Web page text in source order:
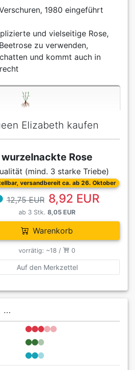
1980 eingeführt
und vielseitige Rose,
zu verwenden,
und kommt auch in
Elizabeth kaufen
wurzelnackte Rose
(mind. 3 starke Triebe)
versandbereit ca. ab 26. Oktober
12,75 EUR 8,92 EUR
ab 3 Stk. 8,05 EUR
Warenkorb
vorrätig: ~18 / 0
Auf den Merkzettel